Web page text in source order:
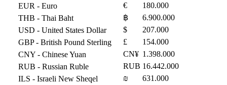
EUR - Euro €
180.000
THB - Thai Baht ฿
6.900.000
USD - United States Dollar $
207.000
GBP- British Pound Sterling £
154.000
CNY - Chinese Yuan CN¥ 1.398.000
RUB - Russian Ruble RUB 16.442.000
ILS - Israeli New Sheqel ₪
631.000